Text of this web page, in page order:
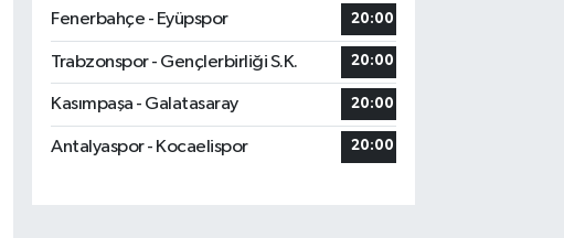
Fenerbahçe - Eyüpspor 20:00
Trabzonspor - Gençlerbirliği S.K. 20:00
Kasımpaşa - Galatasaray 20:00
Antalyaspor - Kocaelispor 20:00